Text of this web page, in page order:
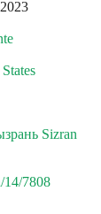
Sizran
14/7808